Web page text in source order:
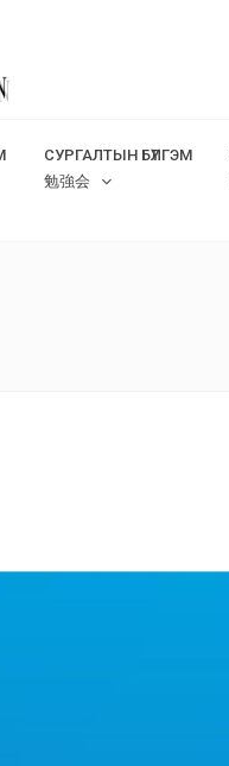
СУРГАЛТЫН БҮЛГЭМ
勉強会